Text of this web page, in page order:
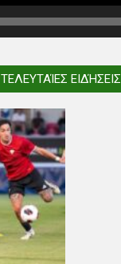
ΤΕΛΕΥΤΑΊΕΣ ΕΙΔΉΣΕΙΣ